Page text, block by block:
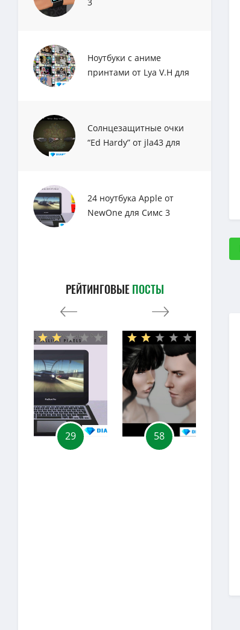
Ноутбуки с аниме
принтами от Lya V.H для
Солнцезащитные очки
“Ed Hardy” от jla43 для
24 ноутбука Apple от
NewOne для Симс 3
РЕЙТИНГОВЫЕПОСТЫ
29 58